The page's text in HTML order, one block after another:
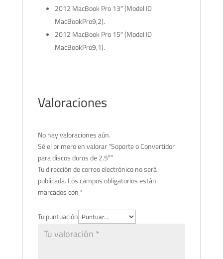
2012 MacBook Pro 13″ (Model ID
MacBookPro9,2).
2012 MacBook Pro 15″ (Model ID
MacBookPro9,1).
Valoraciones
No hay valoraciones aún.
Sé el primero en valorar “Soporte o Convertidor
para discos duros de 2.5″”
Tu dirección de correo electrónico no será
publicada. Los campos obligatorios están
marcados con *
Tu puntuación